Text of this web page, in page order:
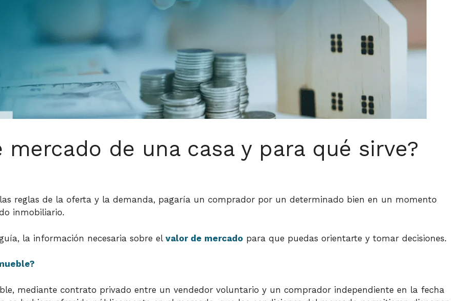
mercado de una casa y para qué sirve?
reglas de la oferta y la demanda, pagaría un comprador por un determinado bien en un momento
inmobiliario.
la información necesaria sobre el valor de mercado para que puedas orientarte y tomar decisiones.
mediante contrato privado entre un vendedor voluntario y un comprador independiente en la fecha